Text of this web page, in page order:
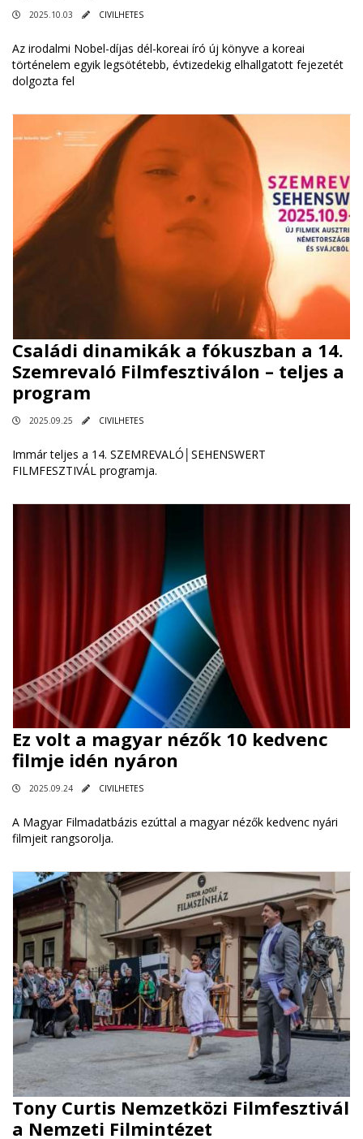
2025.10.03 CIVILHETES
Az irodalmi Nobel-díjas dél-koreai író új könyve a koreai
történelem egyik legsötétebb, évtizedekig elhallgatott fejezetét
dolgozta fel
Családi dinamikák a fókuszban a 14.
Szemrevaló Filmfesztiválon – teljes a
program
2025.09.25 CIVILHETES
Immár teljes a 14. SZEMREVALÓ│SEHENSWERT
FILMFESZTIVÁL programja.
Ez volt a magyar nézők 10 kedvenc
filmje idén nyáron
2025.09.24 CIVILHETES
A Magyar Filmadatbázis ezúttal a magyar nézők kedvenc nyári
filmjeit rangsorolja.
Tony Curtis Nemzetközi Filmfesztivál
a Nemzeti Filmintézet